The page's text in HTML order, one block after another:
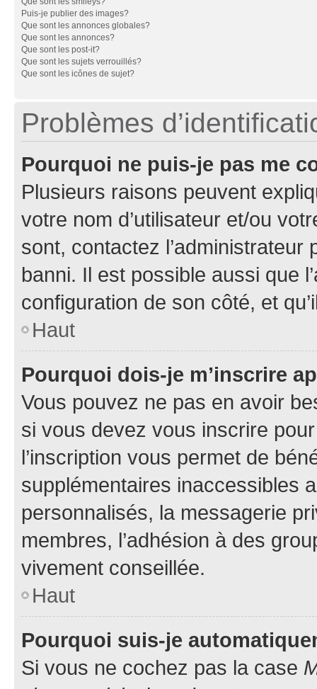
Puis-je publier des images?
Que sont les annonces globales?
Que sont les annonces?
Que sont les post-it?
Que sont les sujets verrouillés?
Que sont les icônes de sujet?
Problèmes
Pourquoi ne puis-je pas me
Plusieurs raisons peuvent
votre nom d’utilisateur et/ou
sont, contactez l’administrateur
banni. Il est possible aussi que
configuration de son côté, et
Haut
Pourquoi dois-je m’inscrire
Vous pouvez ne pas en avoir
si vous devez vous inscrire
l’inscription vous permet de
supplémentaires inaccessibles
personnalisés, la messagerie
membres, l’adhésion à des
vivement conseillée.
Haut
Pourquoi suis-je
Si vous ne cochez pas la case